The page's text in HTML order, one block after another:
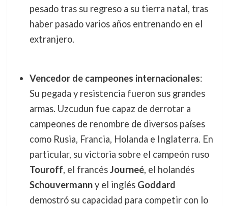
pesado tras su regreso a su tierra natal, tras
haber pasado varios años entrenando en el
extranjero.
Vencedor de campeones internacionales:
Su pegada y resistencia fueron sus grandes
armas. Uzcudun fue capaz de derrotar a
campeones de renombre de diversos países
como Rusia, Francia, Holanda e Inglaterra. En
particular, su victoria sobre el campeón ruso
Touroff, el francésJourneé, el holandés
Schouvermanny el inglés Goddard
demostró su capacidad para competir con lo